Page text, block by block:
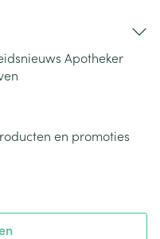
Apotheker
en promoties